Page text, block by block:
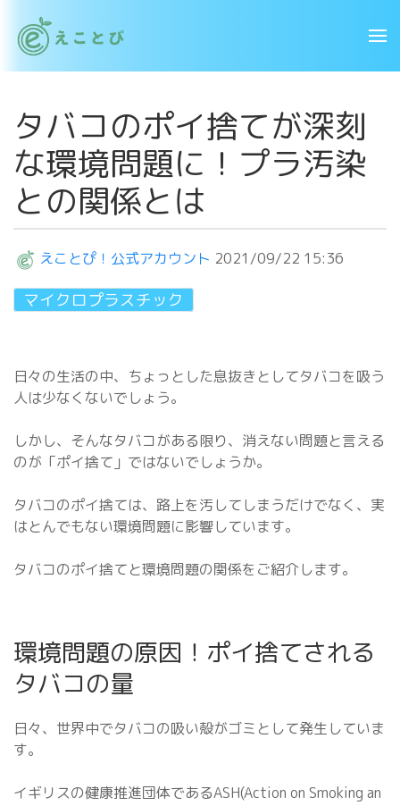
タバコのポイ捨てが深刻
な環境問題に！プラ汚染
との関係とは
えことぴ！公式アカウント 2021/09/22 15:36
マイクロプラスチック
日々の生活の中、ちょっとした息抜きとしてタバコを吸う
人は少なくないでしょう。
しかし、そんなタバコがある限り、消えない問題と言える
のが「ポイ捨て」ではないでしょうか。
タバコのポイ捨ては、路上を汚してしまうだけでなく、実
はとんでもない環境問題に影響しています。
タバコのポイ捨てと環境問題の関係をご紹介します。
環境問題の原因！ポイ捨てされる
タバコの量
日々、世界中でタバコの吸い殻がゴミとして発生していま
す。
イギリスの健康推進団体であるASH(Action on Smoking an